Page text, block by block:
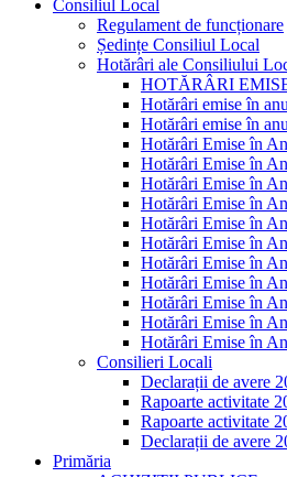
Consiliul Local
Regulament de funcționare
Ședințe Consiliul Local
Hotărâri ale Consiliului
HOTĂRÂRI
Hotărâri emise în
Hotărâri emise în
Hotărâri Emise în
Hotărâri Emise în
Hotărâri Emise în
Hotărâri Emise în
Hotărâri Emise în
Hotărâri Emise în
Hotărâri Emise în
Hotărâri Emise în
Hotărâri Emise în
Hotărâri Emise în
Hotărâri Emise în
Consilieri Locali
Declarații de avere
Rapoarte activitate
Rapoarte activitate
Declarații de avere
Primăria